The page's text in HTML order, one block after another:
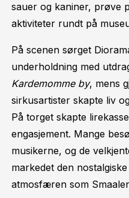
sauer og kaniner, prøve
aktiviteter rundt på
På scenen sørget
underholdning med
Kardemomme by, mens
sirkusartister skapte liv
På torget skapte
engasjement. Mange
musikerne, og de
markedet den
atmosfæren som